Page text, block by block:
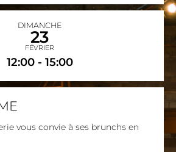
DIMANCHE
23
FÉVRIER
12:00 - 15:00
vous convie à ses brunchs en